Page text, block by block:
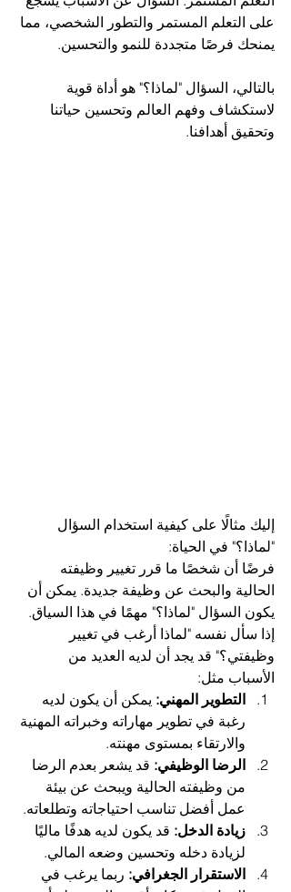
على التعلم المستمر والتطور الشخصي، مما
يمنحك فرصًا متجددة للنمو والتحسين.
بالتالي، السؤال "لماذا؟" هو أداة قوية
لاستكشاف وفهم العالم وتحسين حياتنا
وتحقيق أهدافنا.
إليك مثالًا على كيفية استخدام السؤال
"لماذا؟" في الحياة:
فرضًا أن شخصًا ما قرر تغيير وظيفته
الحالية والبحث عن وظيفة جديدة. يمكن أن
يكون السؤال "لماذا؟" مهمًا في هذا السياق.
إذا سأل نفسه "لماذا أرغب في تغيير
وظيفتي؟" قد يجد أن لديه العديد من
الأسباب مثل:
التطوير المهني: يمكن أن يكون لديه
رغبة في تطوير مهاراته وخبراته المهنية
والارتقاء بمستوى مهنته.
الرضا الوظيفي: قد يشعر بعدم الرضا
من وظيفته الحالية ويبحث عن بيئة
عمل أفضل تناسب احتياجاته وتطلعاته.
زيادة الدخل: قد يكون لديه هدفًا ماليًا
لزيادة دخله وتحسين وضعه المالي.
الاستقرار الجغرافي: ربما يرغب في